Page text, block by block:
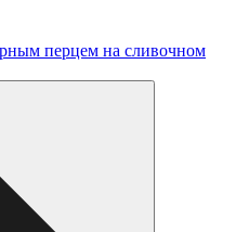
перцем на сливочном